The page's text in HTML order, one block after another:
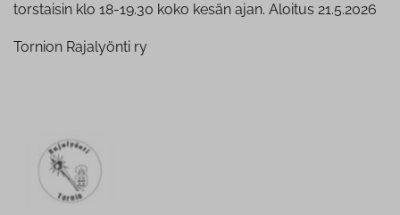
torstaisin klo 18-19.30 koko kesän ajan. Aloitus 21.5.2026
Tornion Rajalyönti ry